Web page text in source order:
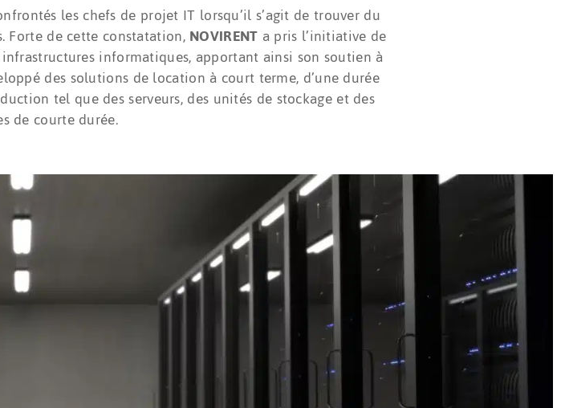
les chefs de projet IT lorsqu’il s’agit de trouver du
de cette constatation,NOVIRENT a pris l’initiative de
informatiques, apportant ainsi son soutien à
des solutions de location à court terme, d’une durée
tel que des serveurs, des unités de stockage et des
de courte durée.